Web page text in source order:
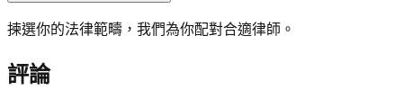
揀選你的法律範疇，我們為你配對合適律師。
評論